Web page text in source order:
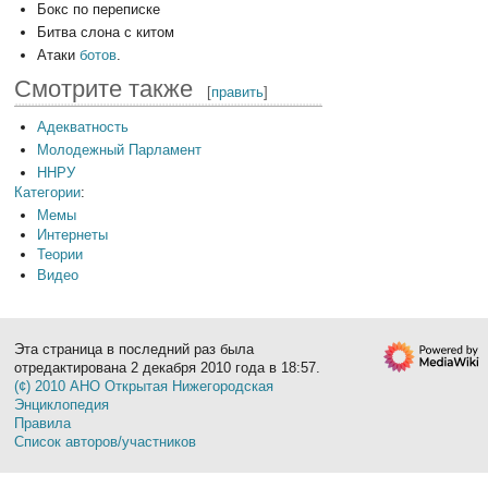
Бокс по переписке
Битва слона с китом
Атаки ботов.
Смотрите также [править]
Адекватность
Молодежный Парламент
ННРУ
Категории:
Мемы
Интернеты
Теории
Видео
Эта страница в последний раз была
отредактирована 2 декабря 2010 года в 18:57.
(¢) 2010 АНО Открытая Нижегородская
Энциклопедия
Правила
Список авторов/участников